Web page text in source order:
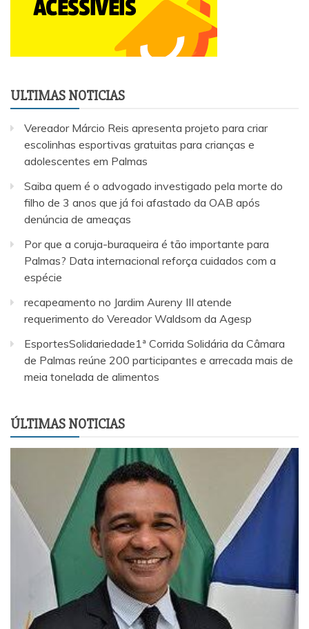
ULTIMAS NOTICIAS
Vereador Márcio Reis apresenta projeto para criar
escolinhas esportivas gratuitas para crianças e
adolescentes em Palmas
Saiba quem é o advogado investigado pela morte do
filho de 3 anos que já foi afastado da OAB após
denúncia de ameaças
Por que a coruja-buraqueira é tão importante para
Palmas? Data internacional reforça cuidados com a
espécie
recapeamento no Jardim Aureny III atende
requerimento do Vereador Waldsom da Agesp
EsportesSolidariedade1ª Corrida Solidária da Câmara
de Palmas reúne 200 participantes e arrecada mais de
meia tonelada de alimentos
ÚLTIMAS NOTICIAS